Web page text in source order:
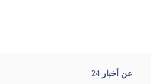
عن أخبار 24